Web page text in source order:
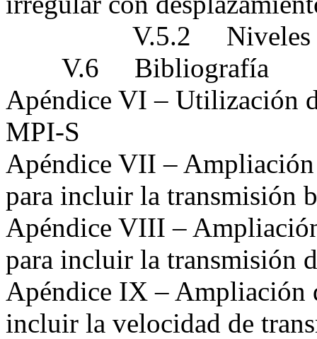
V.5.2 Niveles de
V.6 Bibliografía
Apéndice VI – Utilización
MPI-S
Apéndice VII –
para incluir la transmisión
Apéndice VIII –
para incluir la transmisión
Apéndice IX– Ampliación
incluir la velocidad de